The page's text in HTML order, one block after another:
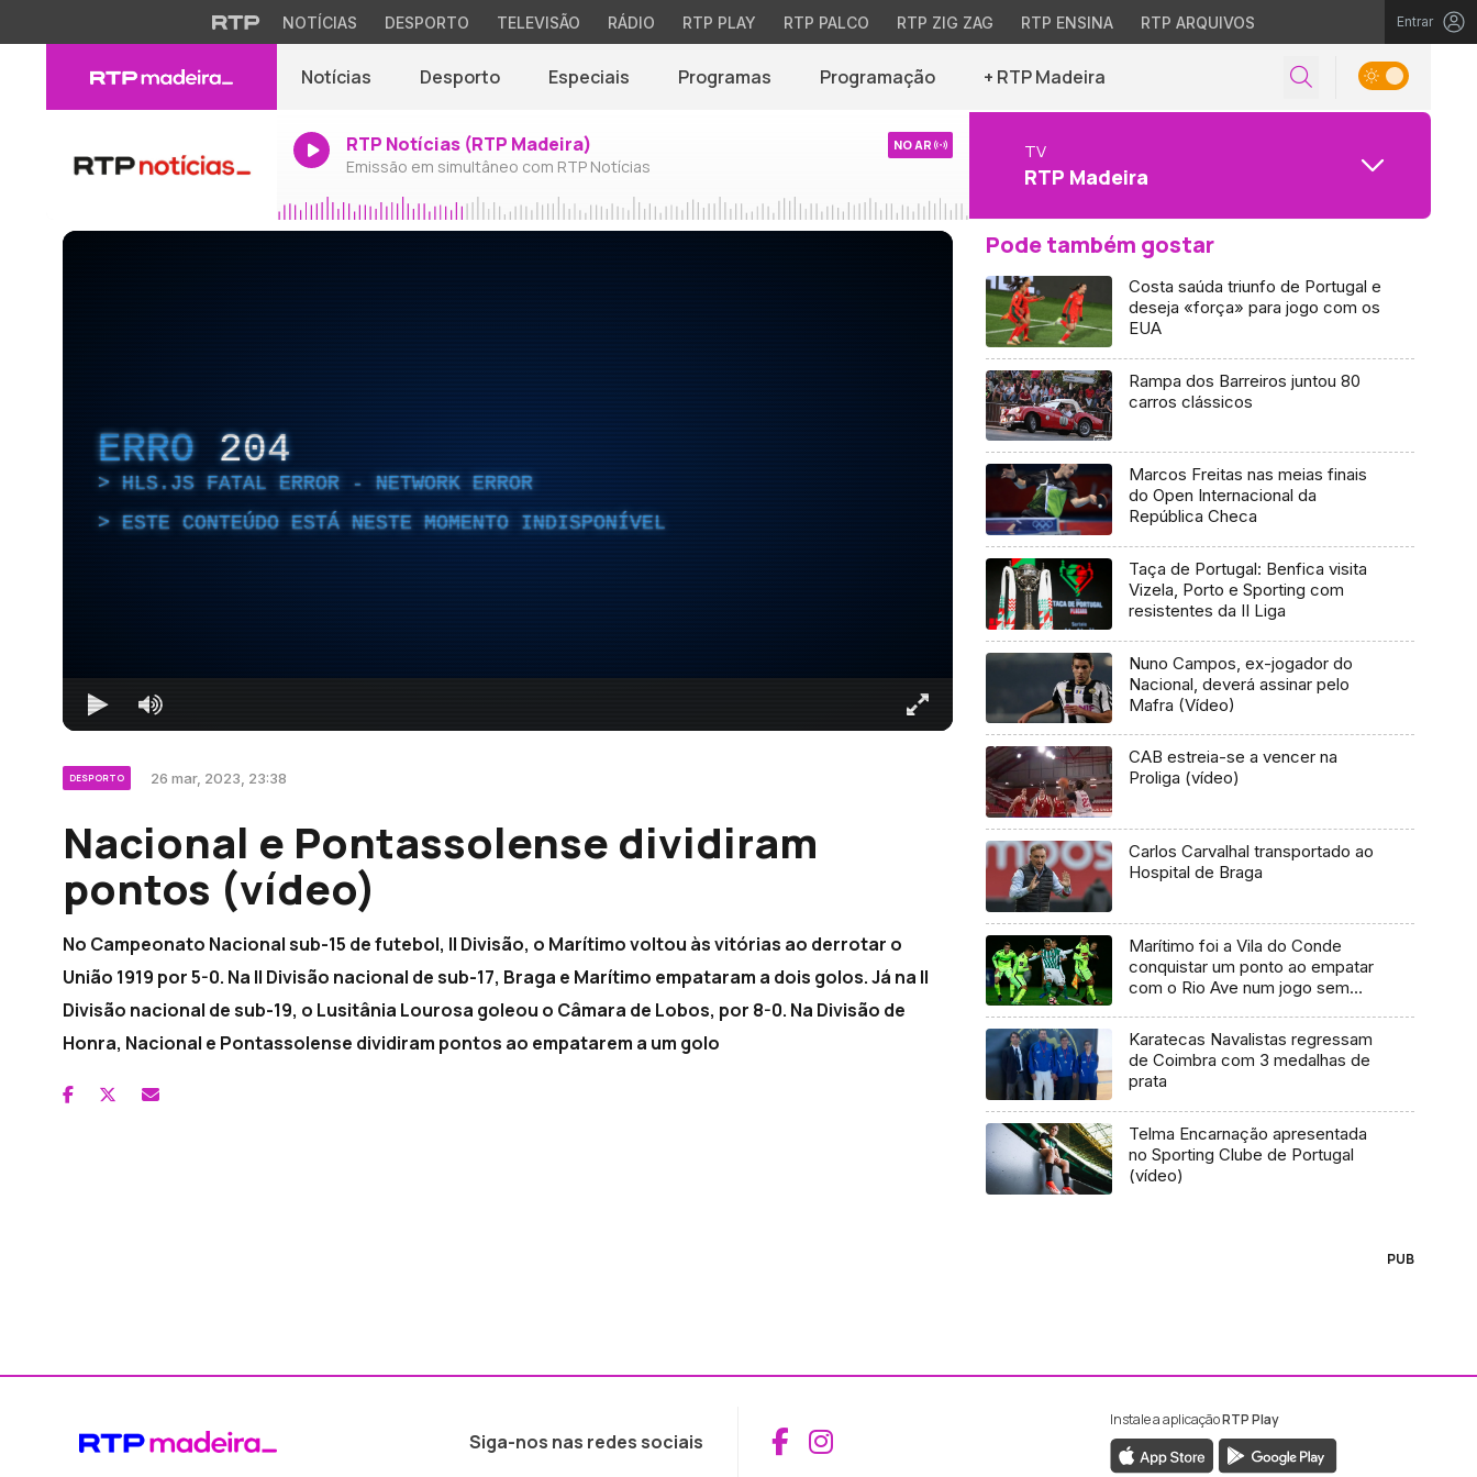
NOTÍCIAS DESPORTO TELEVISÃO RÁDIO RTP PLAY RTP PALCO RTP ZIG ZAG RTP ENSINA RTP ARQUIVOS Entrar
Notícias Desporto Especiais Programas Programação + RTP Madeira
RTP Notícias (RTP Madeira)
Emissão em simultâneo com RTP Notícias
NO AR TV
RTP Madeira
ERRO 204
HLS.JS FATAL ERROR - NETWORK ERROR
ESTE CONTEÚDO ESTÁ NESTE MOMENTO INDISPONÍVEL
DESPORTO 26 mar, 2023, 23:38
Nacional e Pontassolense dividiram
pontos (vídeo)
No Campeonato Nacional sub-15 de futebol, II Divisão, o Marítimo voltou às vitórias ao derrotar o
União 1919 por 5-0. Na II Divisão nacional de sub-17, Braga e Marítimo empataram a dois golos. Já na II
Divisão nacional de sub-19, o Lusitânia Lourosa goleou o Câmara de Lobos, por 8-0. Na Divisão de
Honra, Nacional e Pontassolense dividiram pontos ao empatarem a um golo
Pode também gostar
Costa saúda triunfo de Portugal e
deseja «força» para jogo com os
EUA
Rampa dos Barreiros juntou 80
carros clássicos
Marcos Freitas nas meias finais
do Open Internacional da
República Checa
Taça de Portugal: Benfica visita
Vizela, Porto e Sporting com
resistentes da II Liga
Nuno Campos, ex-jogador do
Nacional, deverá assinar pelo
Mafra (Vídeo)
CAB estreia-se a vencer na
Proliga (vídeo)
Carlos Carvalhal transportado ao
Hospital de Braga
Marítimo foi a Vila do Conde
conquistar um ponto ao empatar
com o Rio Ave num jogo sem
Karatecas Navalistas regressam
de Coimbra com 3 medalhas de
prata
Telma Encarnação apresentada
no Sporting Clube de Portugal
(vídeo)
PUB
Siga-nos nas redes sociais Aceder ao Facebook da RTP Madeira
Aceder ao Instagram da RTP Madeira
Instale a aplicaçãoRTP Play